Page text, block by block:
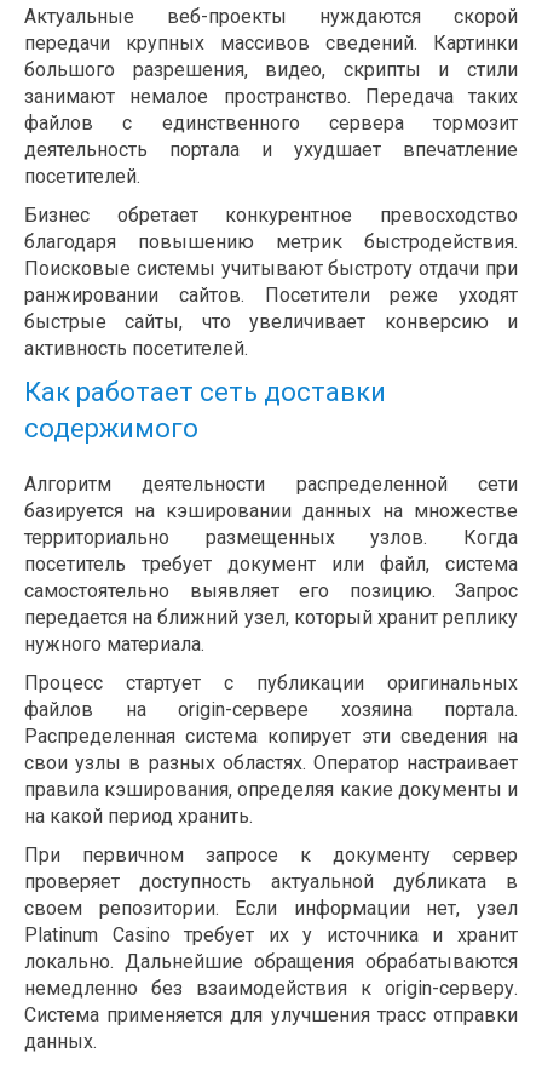
Актуальные веб-проекты нуждаются скорой
передачи крупных массивов сведений. Картинки
большого разрешения, видео, скрипты и стили
занимают немалое пространство. Передача таких
файлов с единственного сервера тормозит
деятельность портала и ухудшает впечатление
посетителей.
Бизнес обретает конкурентное превосходство
благодаря повышению метрик быстродействия.
Поисковые системы учитывают быстроту отдачи при
ранжировании сайтов. Посетители реже уходят
быстрые сайты, что увеличивает конверсию и
активность посетителей.
Как работает сеть доставки
содержимого
Алгоритм деятельности распределенной сети
базируется на кэшировании данных на множестве
территориально размещенных узлов. Когда
посетитель требует документ или файл, система
самостоятельно выявляет его позицию. Запрос
передается на ближний узел, который хранит реплику
нужного материала.
Процесс стартует с публикации оригинальных
файлов на origin-сервере хозяина портала.
Распределенная система копирует эти сведения на
свои узлы в разных областях. Оператор настраивает
правила кэширования, определяя какие документы и
на какой период хранить.
При первичном запросе к документу сервер
проверяет доступность актуальной дубликата в
своем репозитории. Если информации нет, узел
Platinum Casino требует их у источника и хранит
локально. Дальнейшие обращения обрабатываются
немедленно без взаимодействия к origin-серверу.
Система применяется для улучшения трасс отправки
данных.